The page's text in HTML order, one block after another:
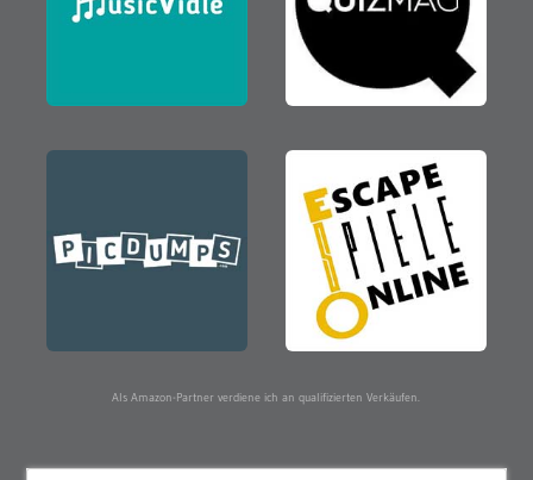
Als Amazon-Partner verdiene ich an qualifizierten Verkäufen.